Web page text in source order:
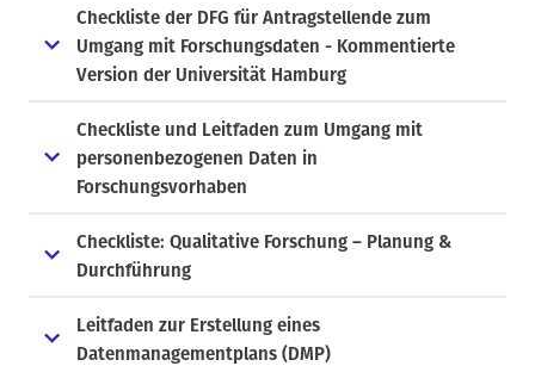
Checkliste der DFG für Antragstellende zum
Umgang mit Forschungsdaten - Kommentierte
Version der Universität Hamburg
Checkliste und Leitfaden zum Umgang mit
personenbezogenen Daten in
Forschungsvorhaben
Checkliste: Qualitative Forschung – Planung &
Durchführung
Leitfaden zur Erstellung eines
Datenmanagementplans (DMP)